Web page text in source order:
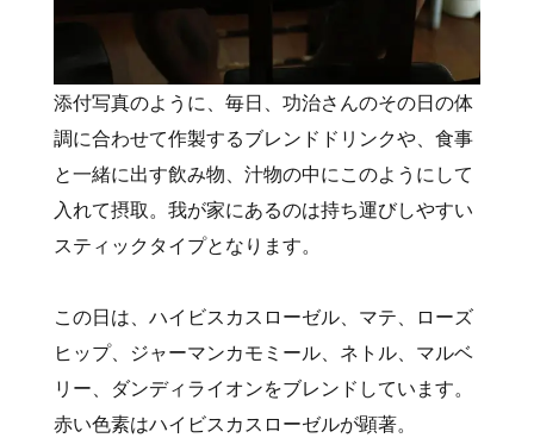
添付写真のように、毎日、功治さんのその日の体
調に合わせて作製するブレンドドリンクや、食事
と一緒に出す飲み物、汁物の中にこのようにして
入れて摂取。我が家にあるのは持ち運びしやすい
スティックタイプとなります。
この日は、ハイビスカスローゼル、マテ、ローズ
ヒップ、ジャーマンカモミール、ネトル、マルベ
リー、ダンディライオンをブレンドしています。
赤い色素はハイビスカスローゼルが顕著。